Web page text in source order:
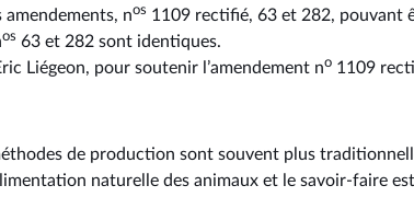
amendements, nos 1109 rectifié, 63 et 282, pouvant
os 63 et 282 sont identiques.
Liégeon, pour soutenir l’amendement no 1109
de production sont souvent plus
naturelle des animaux et le savoir-faire